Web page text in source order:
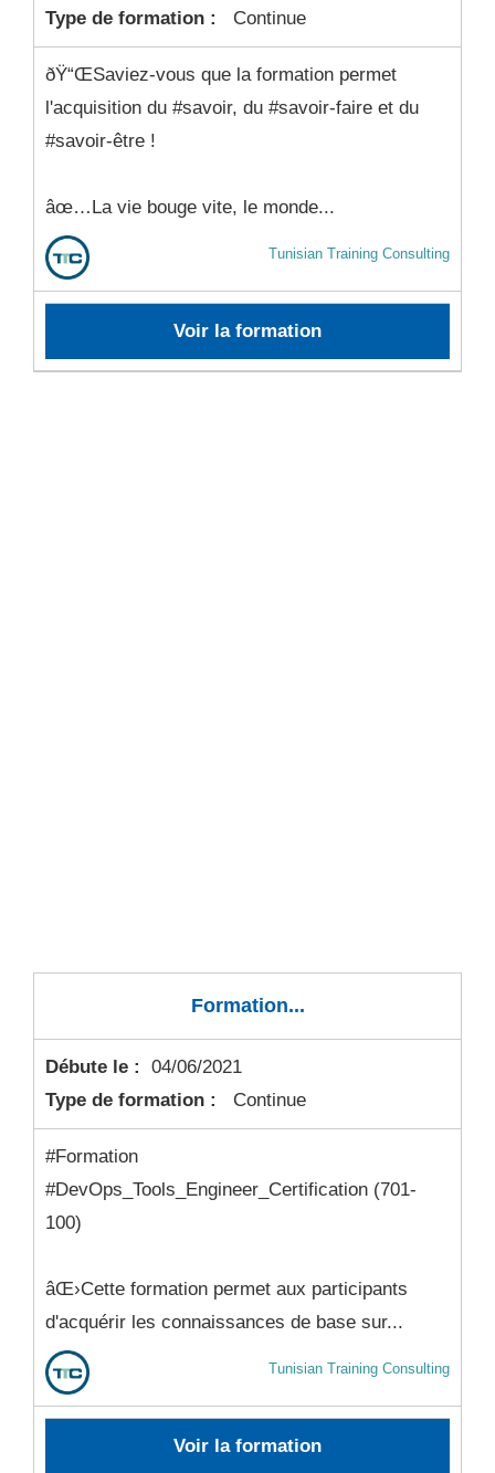
Type de formation :
Continue
ðŸ“ŒSaviez-vous que la formation permet
l'acquisition du #savoir, du #savoir-faire et du
#savoir-être !
âœ…La vie bouge vite, le monde...
Tunisian Training Consulting
Voir la formation
Formation...
Débute le :
04/06/2021
Type de formation :
Continue
#Formation
#DevOps_Tools_Engineer_Certification (701-
100)
âŒ›Cette formation permet aux participants
d'acquérir les connaissances de base sur...
Tunisian Training Consulting
Voir la formation